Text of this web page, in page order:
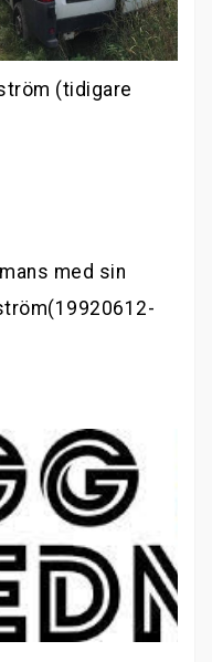
(tidigare
med sin